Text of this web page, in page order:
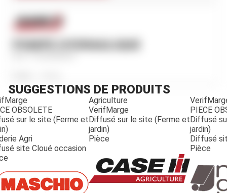
3146446R93
SUGGESTIONS DE PRODUITS
OBSOLETE
sur le site (Ferme et
Agri
site Cloué occasion
Agriculture
VerifMarge
Diffusé sur le site (Ferme et
jardin)
Pièce
PIECE
Diffusé
jardin)
Diffusé
Pièce